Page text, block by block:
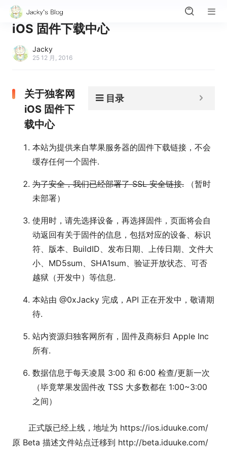
iOS 固件下载中心
Jacky
25 12 月, 2016
目录
关于独客网
iOS 固件下
载中心
本站为提供来自苹果服务器的固件下载链接，不会
缓存任何一个固件.
为了安全，我们已经部署了 SSL 安全链接. （暂时
未部署）
使用时，请先选择设备，再选择固件，页面将会自
动返回有关于固件的信息，包括对应的设备、标识
符、版本、BuildID、发布日期、上传日期、文件大
小、MD5sum、SHA1sum、验证开放状态、可否
越狱（开发中）等信息.
本站由 @0xJacky 完成，API 正在开发中，敬请期
待.
站内资源归独客网所有，固件及商标归 Apple Inc
所有.
数据信息于每天凌晨 3:00 和 6:00 检查/更新一次
（毕竟苹果发固件改 TSS 大多数都在 1:00~3:00
之间）
正式版已经上线，地址为 https://ios.iduuke.com/
原 Beta 描述文件站点迁移到 http://beta.iduuke.com/